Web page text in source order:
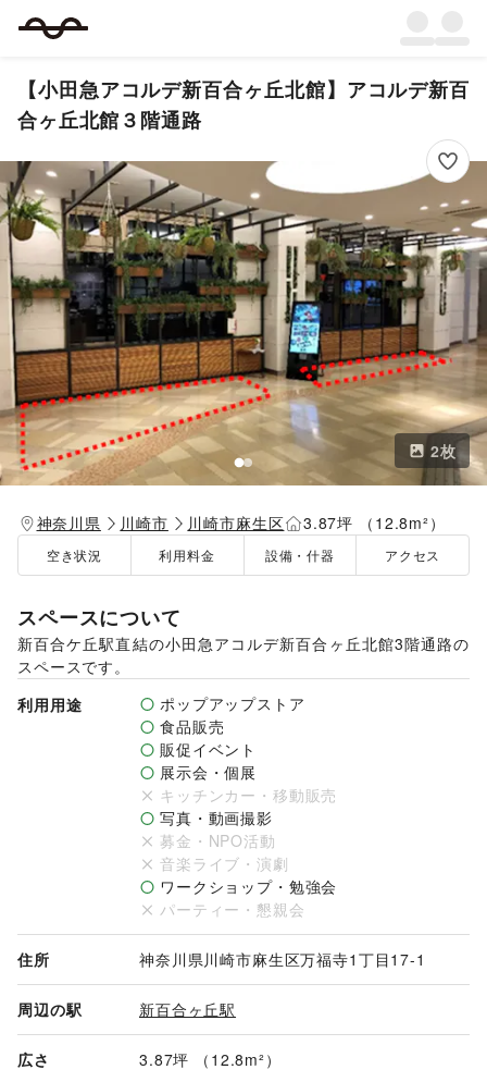
【小田急アコルデ新百合ヶ丘北館】アコルデ新百
合ヶ丘北館３階通路
2枚
神奈川県 川崎市 川崎市麻生区 3.87坪 （12.8m²）
空き状況 利用料金 設備・什器 アクセス
スペースについて
新百合ケ丘駅直結の小田急アコルデ新百合ヶ丘北館3階通路の
スペースです。
利用用途
ポップアップストア
食品販売
販促イベント
展示会・個展
キッチンカー・移動販売
写真・動画撮影
募金・NPO活動
音楽ライブ・演劇
ワークショップ・勉強会
パーティー・懇親会
住所 神奈川県川崎市麻生区万福寺1丁目17-1
周辺の駅 新百合ヶ丘駅
広さ 3.87坪 （12.8m²）